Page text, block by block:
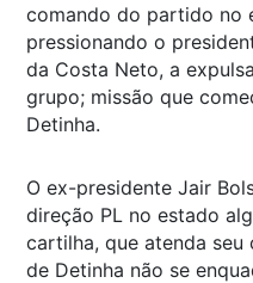
comando do partido no
pressionando o
da Costa Neto, a
grupo; missão que
Detinha.
O ex-presidente Jair
direção PL no estado
cartilha, que atenda seu
de Detinha não se